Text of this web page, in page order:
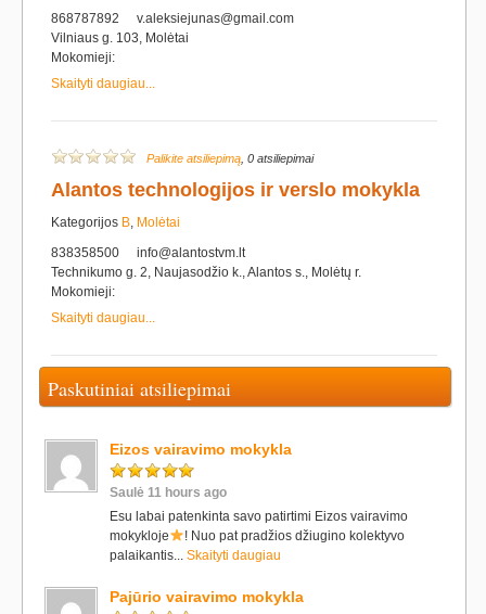
868787892
v.aleksiejunas@gmail.com
Vilniaus g. 103, Molėtai
Mokomieji:
Skaityti daugiau...
Palikite atsiliepimą , 0 atsiliepimai
Alantos technologijos ir verslo mokykla
Kategorijos B, Molėtai
838358500
info@alantostvm.lt
Technikumo g. 2, Naujasodžio k., Alantos s., Molėtų r.
Mokomieji:
Skaityti daugiau...
Paskutiniai atsiliepimai
Eizos vairavimo mokykla
Saulė 11 hours ago
Esu labai patenkinta savo patirtimi Eizos vairavimo
mokykloje
! Nuo pat pradžios džiugino kolektyvo
palaikantis... Skaityti daugiau
Pajūrio vairavimo mokykla